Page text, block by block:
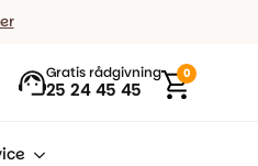
Gratis rådgivning
25 24 45 45
0